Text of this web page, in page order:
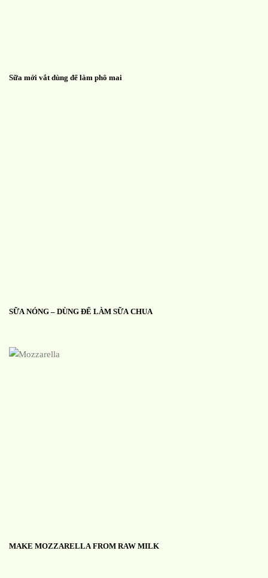
Sữa mới vắt dùng để làm phô mai
SỮA NÓNG – DÙNG ĐỂ LÀM SỮA CHUA
MAKE MOZZARELLA FROM RAW MILK